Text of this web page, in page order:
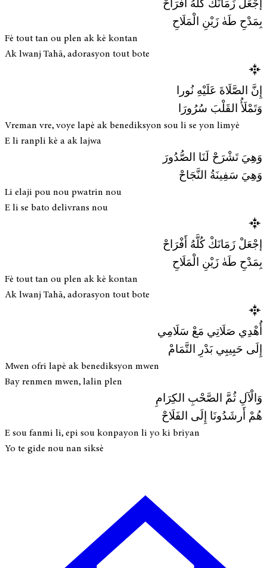
إجْعَلْ زَمَانَكْ كُلَّهُ أَفْرَاحْ
بِمَدْحِ طَهٰ زَيْنِ الْمَلَاحِ
Fè tout tan ou plen ak kè kontan
Ak lwanj Tahā, adorasyon tout bote
إِنَّ الصَّلَاةَ عَلَيْهِ نُورا
وَتَمْلَأُ القَلْبَ سُرُورَا
Vreman vre, voye lapè ak benediksyon sou li se yon limyè
E li ranpli kè a ak lajwa
وَهِيَ تَشْرَحْ لَنَا الصُّدُورَ
وَهِيَ سَفِينَةُ النَّجَاحْ
Li elaji pou nou pwatrin nou
E li se bato delivrans nou
إجْعَلْ زَمَانَكْ كُلَّهُ أَفْرَاحْ
بِمَدْحِ طَهٰ زَيْنِ الْمَلَاحِ
Fè tout tan ou plen ak kè kontan
Ak lwanj Tahā, adorasyon tout bote
أُهْدِي صَلَاتِي مَعْ سَلَامِي
إِلَى حَبِيبِي بَدْرِ التَّمَامْ
Mwen ofri lapè ak benediksyon mwen
Bay renmen mwen, lalin plen
وَالْآلِ ثُمَّ الصَّحْبِ الكِرَامِ
هُمْ أَرشَدُونَا إِلَى الفَلَاحْ
E sou fanmi li, epi sou konpayon li yo ki briyan
Yo te gide nou nan siksè